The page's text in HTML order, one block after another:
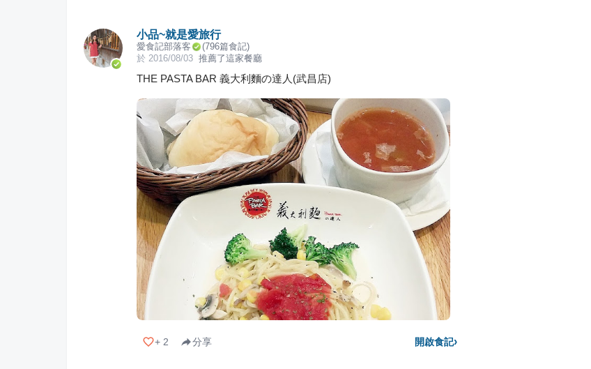
小品~就是愛旅行
愛食記部落客 (796篇食記)
於 2016/08/03 推薦了這家餐廳
THE PASTA BAR 義大利麵の達人(武昌店)
+ 2 分享 開啟食記›